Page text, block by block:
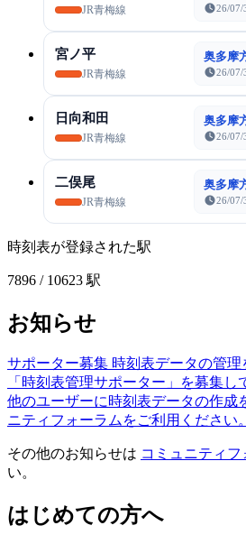
JR青梅線 26/07/
宮ノ平
JR青梅線
奥多摩
26/07/
日向和田
JR青梅線
奥多摩
26/07/
二俣尾
JR青梅線
奥多摩
26/07/
時刻表が登録された駅
7896 / 10623 駅
お知らせ
サポーター募集 時刻表データの管
「時刻表管理サポーター」を募集し
他のユーザーに時刻表データの作成
ニティフォーラムをご利用ください。
その他のお知らせは コミュニティフ
い。
はじめての方へ